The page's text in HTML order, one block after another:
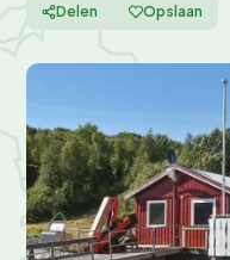
Delen Opslaan